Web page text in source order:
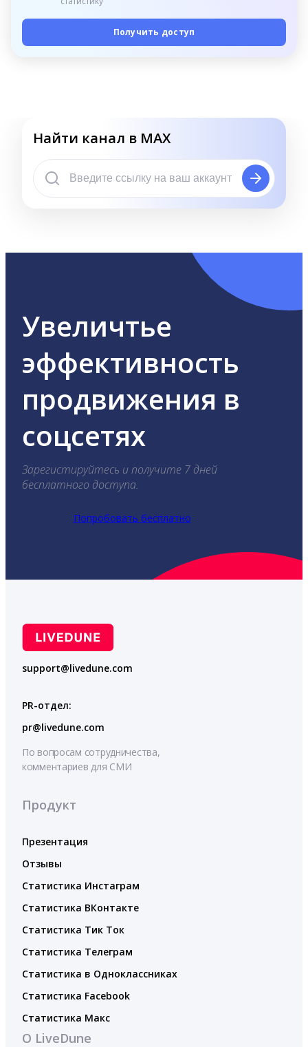
Получить доступ
Найти канал в MAX
Увеличтье
эффективность
продвижения в
соцсетях
Зарегистируйтесь и получите 7 дней
бесплатного доступа.
Попробовать бесплатно
support@livedune.com
PR-отдел:
pr@livedune.com
По вопросам сотрудничества,
комментариев для СМИ
Продукт
Презентация
Отзывы
Статистика Инстаграм
Статистика ВКонтакте
Статистика Тик Ток
Статистика Телеграм
Статистика в Одноклассниках
Статистика Facebook
Статистика Макс
О LiveDune